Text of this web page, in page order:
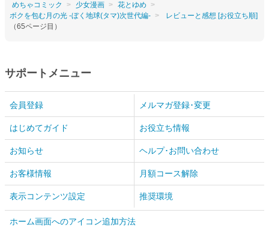
めちゃコミック 少女漫画
花とゆめ
ボクを包む月の光 -ぼく地球(タマ)次世代編-
レビューと感想 [お役立ち順]
（65ページ目）
サポートメニュー
会員登録 メルマガ登録･変更
はじめてガイド お役立ち情報
お知らせ ヘルプ･お問い合わせ
お客様情報 月額コース解除
表示コンテンツ設定 推奨環境
ホーム画面へのアイコン追加方法